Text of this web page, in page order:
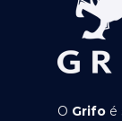
O Grifo é